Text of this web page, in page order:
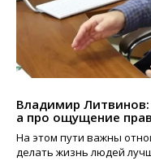
Владимир
а про ощущение
На этом пути важны
делать жизнь людей